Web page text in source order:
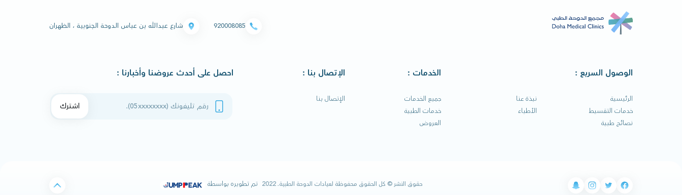
920008085 شارع عبدالله بن عباس الدوحة الجنوبية ، الظهران
الوصول السريع :
الرئيسية
نبذة عنا
خدمات التقسيط
الأطباء
نصائح طبية
الخدمات :
جميع الخدمات
خدمات الطبية
العروض
الإتصال بنا :
الإتصال بنا
احصل على أحدث عروضنا وأخبارنا :
اشترك
حقوق النشر © كل الحقوق محفوظة لعيادات الدوحة الطبية. 2022 تم تطويره بواسطة